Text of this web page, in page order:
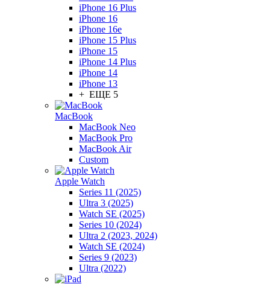
iPhone 16 Plus
iPhone 16
iPhone 16e
iPhone 15 Plus
iPhone 15
iPhone 14 Plus
iPhone 14
iPhone 13
+ ЕЩЕ 5
MacBook
MacBook Neo
MacBook Pro
MacBook Air
Custom
Apple Watch
Series 11 (2025)
Ultra 3 (2025)
Watch SE (2025)
Series 10 (2024)
Ultra 2 (2023, 2024)
Watch SE (2024)
Series 9 (2023)
Ultra (2022)